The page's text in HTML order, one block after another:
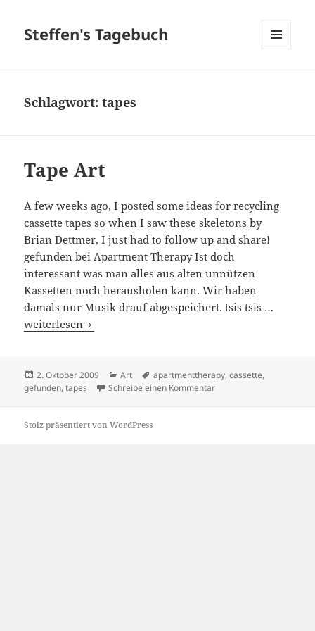
Steffen's Tagebuch
Schlagwort:tapes
Tape Art
A few weeks ago, I posted some ideas for recycling
cassette tapes so when I saw these skeletons by
Brian Dettmer, I just had to follow up and share!
gefunden bei Apartment Therapy Ist doch
interessant was man alles aus alten unnützen
Kassetten noch herausholen kann. Wir haben
damals nur Musik drauf abgespeichert. tsis tsis …
Tape Art
weiterlesen
Veröffentlicht
am
2. Oktober 2009 Kategorien
Art Schlagwörter
apartmenttherapy,cassette,
gefunden,tapes Schreibe einen Kommentarzu Tape Art
Stolz präsentiert von WordPress